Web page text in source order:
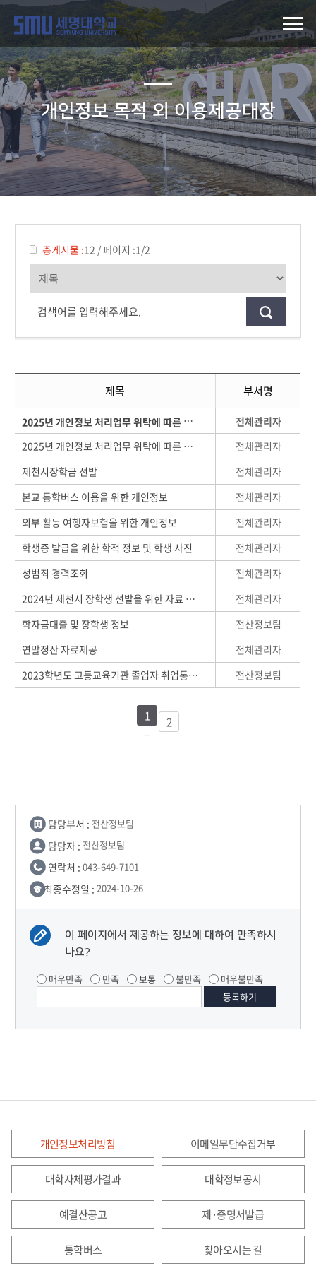
개인정보 목적 외 이용제공대장
총게시물 :12 /페이지 :1/2
검색어를 입력해주세요.
제목 부서명
2
025년 개인정보 처리업무 위탁에 따른 수탁자 정보 공개
전체관리자
2025년 개인정보 처리업무 위탁에 따른 수탁자 정보 공개
전체관리자
제천시장학금 선발
전체관리자
본교 통학버스 이용을 위한 개인정보
전체관리자
외부 활동 여행자보험을 위한 개인정보
전체관리자
학생증 발급을 위한 학적 정보 및 학생 사진
전체관리자
성범죄 경력조회
전체관리자
2024년 제천시 장학생 선발을 위한 자료 제공
전체관리자
학자금대출 및 장학생 정보
전산정보팀
연말정산 자료제공
전체관리자
2023학년도 고등교육기관 졸업자 취업통계조사
전산정보팀
1 2
담당부서 : 전산정보팀
담당자 : 전산정보팀
연락처 : 043-649-7101
최종수정일 : 2024-10-26
이 페이지에서 제공하는 정보에 대하여 만족하시
나요?
매우만족 만족 보통 불만족 매우불만족
개인정보처리방침 이메일무단수집거부
대학자체평가결과 대학정보공시
예결산공고 제·증명서발급
통학버스 찾아오시는 길